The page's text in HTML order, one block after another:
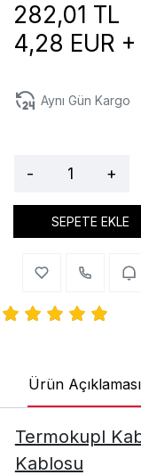
4,28 EUR +
282,01 TL
Aynı Gün Kargo
- +
SEPETE EKLE
Ürün Açıklaması
Termokupl
Kablosu